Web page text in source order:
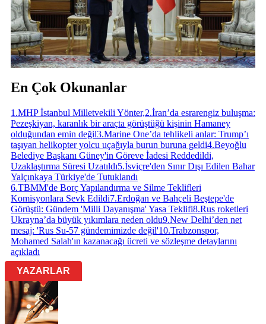
En Çok Okunanlar
1 .MHP İstanbul Milletvekili Yönter,2.İran’da esrarengiz buluşma:
Pezeşkiyan, karanlık bir araçta görüştüğü kişinin Hamaney
olduğundan emin değil3.Marine One’da tehlikeli anlar: Trump’ı
taşıyan helikopter yolcu uçağıyla burun buruna geldi4.Beyoğlu
Belediye Başkanı Güney'in Göreve İadesi Reddedildi,
Uzaklaştırma Süresi Uzatıldı5.İsviçre'den Sınır Dışı Edilen Bahar
Yalçınkaya Türkiye'de Tutuklandı
6.TBMM'de Borç Yapılandırma ve Silme Teklifleri
Komisyonlara Sevk Edildi7.Erdoğan ve Bahçeli Beştepe'de
Görüştü: Gündem 'Milli Dayanışma' Yasa Teklifi8.Rus roketleri
Ukrayna’da büyük yıkımlara neden oldu9.New Delhi’den net
mesaj: 'Rus Su-57 gündemimizde değil'10.Trabzonspor,
Mohamed Salah'ın kazanacağı ücreti ve sözleşme detaylarını
açıkladı
YAZARLAR